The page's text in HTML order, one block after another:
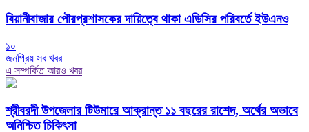
বিয়ানীবাজার পৌরপ্রশাসকের দায়িত্বে থাকা এডিসির পরিবর্তে ইউএনও
১০
জনপ্রিয় সব খবর
এ সম্পর্কিত আরও খবর
শ্রীবরদী উপজেলার টিউমারে আক্রান্ত ১১ বছরের রাশেদ, অর্থের অভাবে
অনিশ্চিত চিকিৎসা